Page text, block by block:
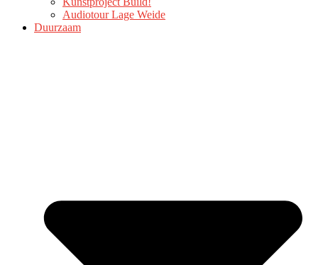
Audiotour Lage Weide
Duurzaam